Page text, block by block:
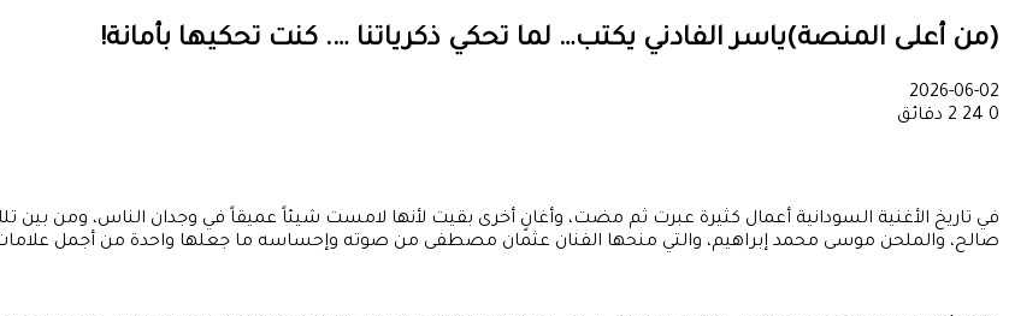
(من أعلى المنصة)ياسر الفادني يكتب… لما تحكي ذكرياتنا …. كنت تحكيها بأمانة!
2026-06-02
0
2 دقائق
في تاريخ الأغنية السودانية أعمال كثيرة عبرت ثم مضت، وأغانٍ أخرى بقيت لأنها لامست شيئاً عميقاً في وجدان الناس، ومن بين
صالح، والملحن موسى محمد إبراهيم، والتي منحها الفنان عثمان مصطفى من صوته وإحساسه ما جعلها واحدة من أجمل علامات